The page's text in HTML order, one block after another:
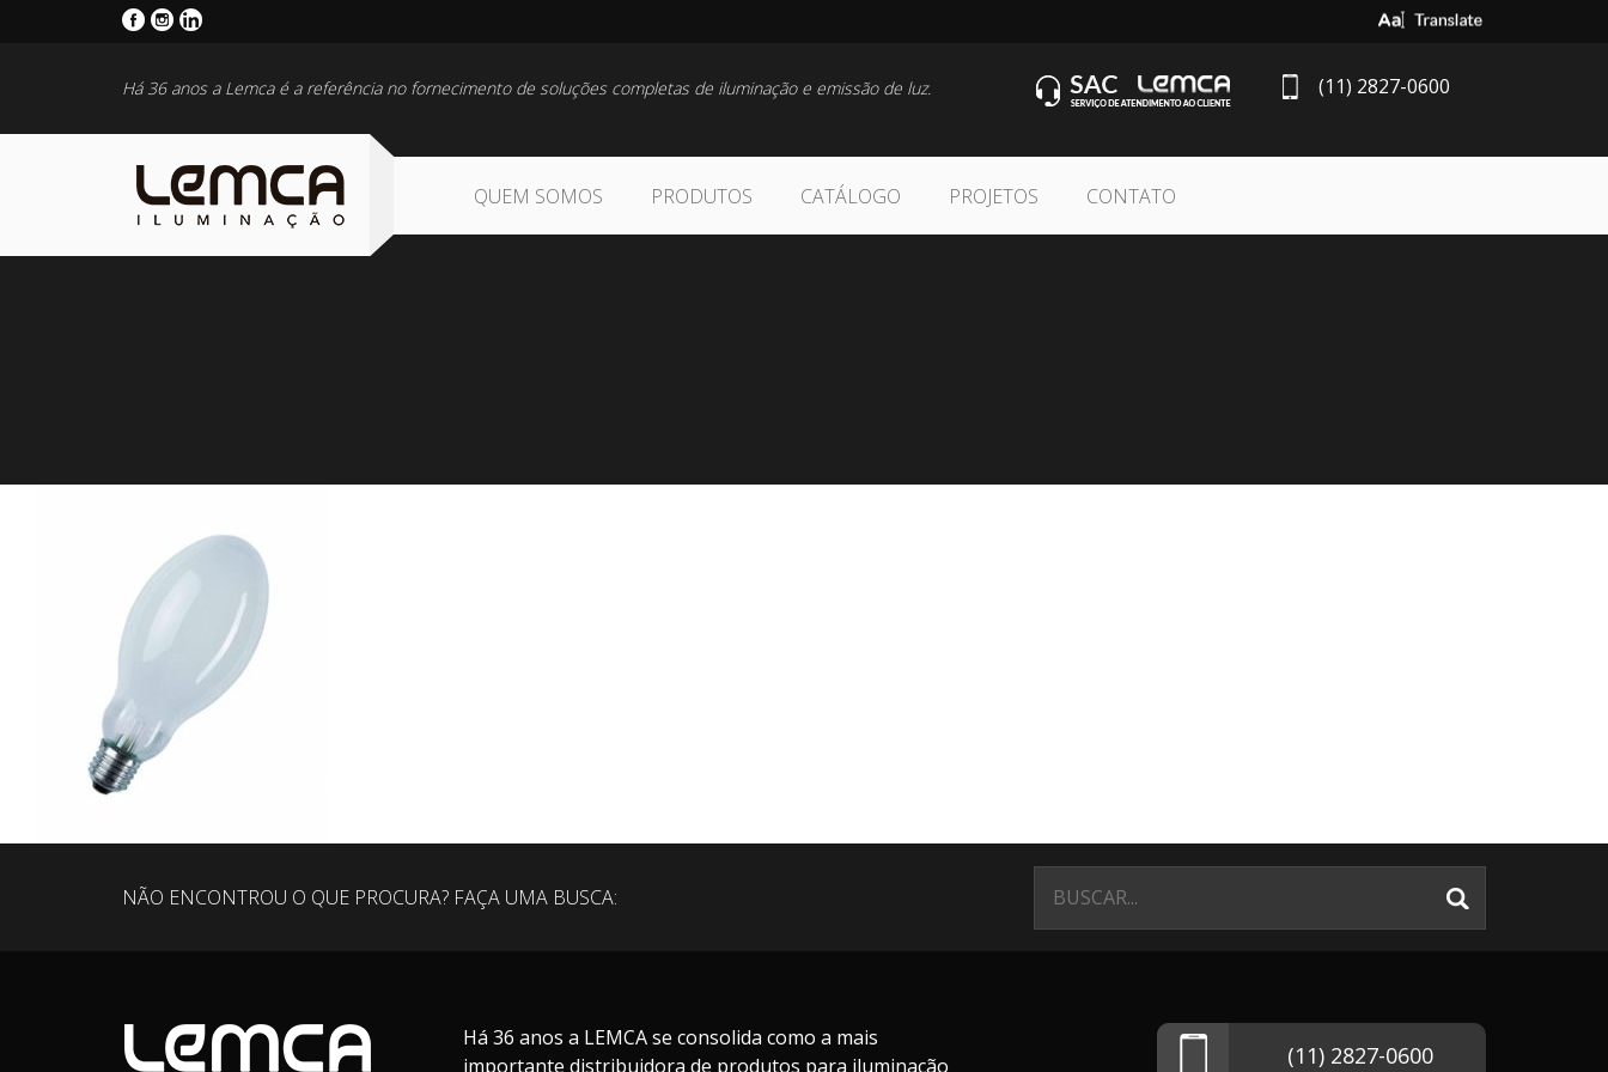
Select Language
Há 36 anos a Lemca é a referência no fornecimento de soluções completas de iluminação e emissão de luz. (11) 2827-0600
QUEM SOMOS PRODUTOS CATÁLOGO PROJETOS CONTATO
NÃO ENCONTROU O QUE PROCURA? FAÇA UMA BUSCA:
Há 36 anos a LEMCA se consolida como a mais
importante distribuidora de produtos para iluminação
(11) 2827-0600